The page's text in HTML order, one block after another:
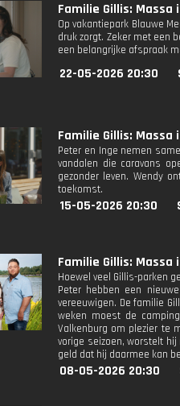
Familie Gillis: Massa
Op vakantiepark Blauwe
druk zorgt. Zeker met een
een belangrijke afspraak
22-05-2026 20:30
Familie Gillis: Massa
Peter en Inge nemen
vandalen die caravans
gezonder leven. Wendy
toekomst.
15-05-2026 20:30
Familie Gillis: Massa
Hoewel veel Gillis-parken
Peter hebben een
vereeuwigen. De familie
weken moest de
Valkenburg om plezier te
vorige seizoen, worstelt
geld dat hij daarmee kan
08-05-2026 20:30